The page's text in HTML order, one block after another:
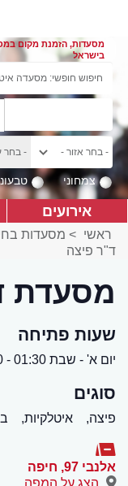
מסעדות, הזמנת מקום
בישראל
צמחוני
אירועים
ראשי > מסעדות
ד"ר פיצה
מסעדת
שעות פתיחה
יום א' - שבת 01:30 - 10:00
סוגים
פיצה, איטלקיות,
אלנבי 97 , חיפה
הצג על המפה